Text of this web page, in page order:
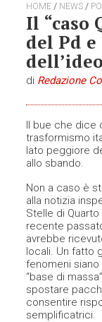
HOME / NEWS /
Il “caso
del Pd e
di Redazione
Il bue che dice
trasformismo
lato peggiore
allo sbando.
Non a caso è
alla notizia
Stelle di
recente
avrebbe
locali. Un fatto
fenomeni siano
“base di
spostare
consentire
semplificatrici.